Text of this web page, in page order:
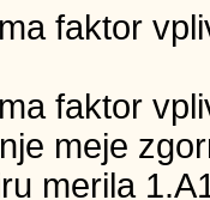
faktor
faktor
meje
merila